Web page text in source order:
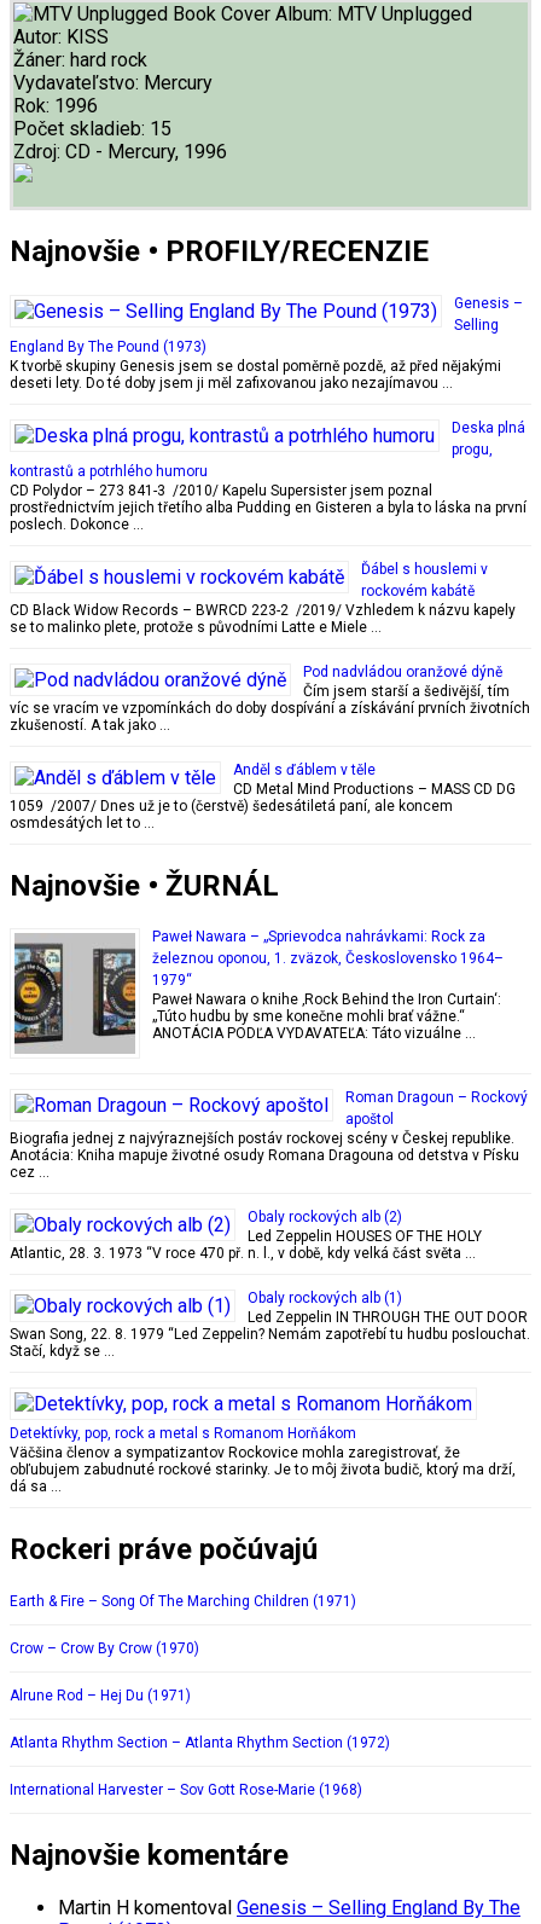
Album: MTV Unplugged
Autor: KISS
Žáner: hard rock
Vydavateľstvo: Mercury
Rok: 1996
Počet skladieb: 15
Zdroj: CD - Mercury, 1996
Najnovšie • PROFILY/RECENZIE
Genesis –
Selling
England By The Pound (1973)
K tvorbě skupiny Genesis jsem se dostal poměrně pozdě, až před nějakými
deseti lety. Do té doby jsem ji měl zafixovanou jako nezajímavou …
Deska plná
progu,
kontrastů a potrhlého humoru
CD Polydor – 273 841-3 /2010/ Kapelu Supersister jsem poznal
prostřednictvím jejich třetího alba Pudding en Gisteren a byla to láska na první
poslech. Dokonce …
Ďábel s houslemi v
rockovém kabátě
CD Black Widow Records – BWRCD 223-2 /2019/ Vzhledem k názvu kapely
se to malinko plete, protože s původními Latte e Miele …
Pod nadvládou oranžové dýně
Čím jsem starší a šedivější, tím
víc se vracím ve vzpomínkách do doby dospívání a získávání prvních životních
zkušeností. A tak jako …
Anděl s ďáblem v těle
CD Metal Mind Productions – MASS CD DG
1059 /2007/ Dnes už je to (čerstvě) šedesátiletá paní, ale koncem
osmdesátých let to …
Najnovšie • ŽURNÁL
Paweł Nawara – „Sprievodca nahrávkami: Rock za
železnou oponou, 1. zväzok, Československo 1964–
1979“
Paweł Nawara o knihe ‚Rock Behind the Iron Curtain‘:
„Túto hudbu by sme konečne mohli brať vážne.“
ANOTÁCIA PODĽA VYDAVATEĽA: Táto vizuálne …
Roman Dragoun – Rockový
apoštol
Biografia jednej z najvýraznejších postáv rockovej scény v Českej republike.
Anotácia: Kniha mapuje životné osudy Romana Dragouna od detstva v Písku
cez …
Obaly rockových alb (2)
Led Zeppelin HOUSES OF THE HOLY
Atlantic, 28. 3. 1973 “V roce 470 př. n. l., v době, kdy velká část světa …
Obaly rockových alb (1)
Led Zeppelin IN THROUGH THE OUT DOOR
Swan Song, 22. 8. 1979 “Led Zeppelin? Nemám zapotřebí tu hudbu poslouchat.
Stačí, když se …
Detektívky, pop, rock a metal s Romanom Horňákom
Väčšina členov a sympatizantov Rockovice mohla zaregistrovať, že
obľubujem zabudnuté rockové starinky. Je to môj života budič, ktorý ma drží,
dá sa …
Rockeri práve počúvajú
Earth & Fire – Song Of The Marching Children (1971)
Crow – Crow By Crow (1970)
Alrune Rod – Hej Du (1971)
Atlanta Rhythm Section – Atlanta Rhythm Section (1972)
International Harvester – Sov Gott Rose-Marie (1968)
Najnovšie komentáre
Martin H komentoval Genesis – Selling England By The